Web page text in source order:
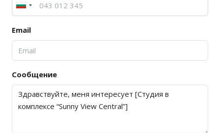
Email
Сообщение